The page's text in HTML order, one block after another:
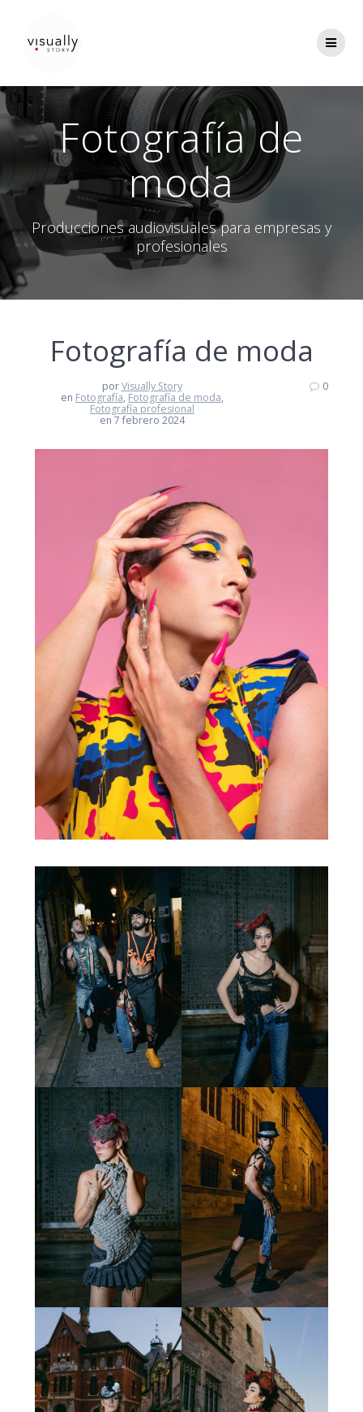
Fotografía de
moda
Producciones audiovisuales para empresas y
profesionales
Fotografía de moda
porVisually Story
en Fotografía, Fotografía de moda,
Fotografía profesional
en 7 febrero 2024
0